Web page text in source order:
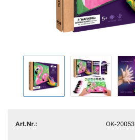
Art.Nr.: OK-20053